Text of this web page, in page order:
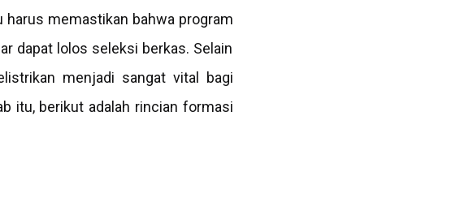
memastikan bahwa program
dapat lolos seleksi berkas. Selain
menjadi sangat vital bagi
itu, berikut adalah rincian formasi